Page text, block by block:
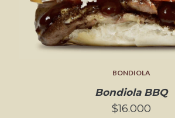
BONDIOLA
Bondiola BBQ
$16.000